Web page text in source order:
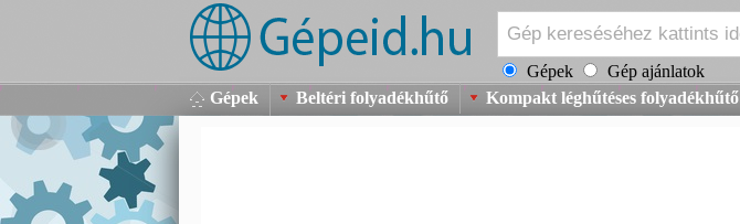
Gépek Gép ajánlatok
Gépek Beltéri folyadékhűtő Kompakt léghűtéses folyadékhűtő